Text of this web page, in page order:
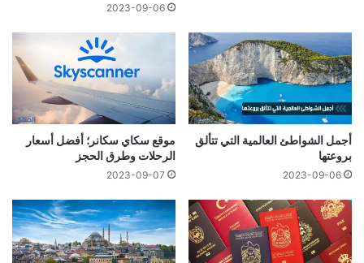
2023-09-06
أجمل الشواطئ العالمية التي تتألق
بروعتها
2023-09-06
موقع سكاي سكانر؛ أفضل أسعار
الرحلات وطرق الحجز
2023-09-07